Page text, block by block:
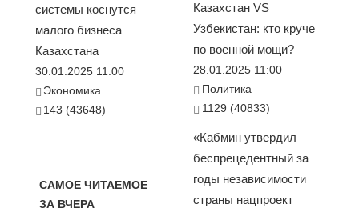
системы коснутся
малого бизнеса
Казахстана
30.01.2025 11:00
Экономика
143 (43648)
САМОЕ ЧИТАЕМОЕ
ЗА ВЧЕРА
Казахстан VS
Узбекистан: кто круче
по военной мощи?
28.01.2025 11:00
Политика
1129 (40833)
«Кабмин утвердил
беспрецедентный за
годы независимости
страны нацпроект